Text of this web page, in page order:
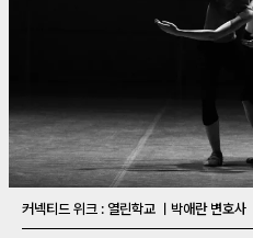
커넥티드 위크 : 열린학교 ㅣ박애란 변호사